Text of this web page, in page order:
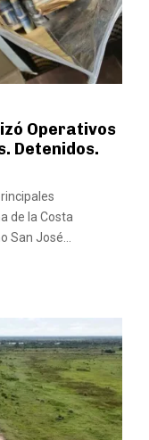
Operativos
Detenidos.
de la Costa
José...